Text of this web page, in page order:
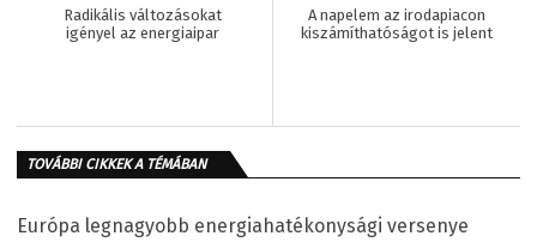
Radikális változásokat
igényel az energiaipar
A napelem az irodapiacon
kiszámíthatóságot is jelent
TOVÁBBI CIKKEK A TÉMÁBAN
Európa legnagyobb energiahatékonysági versenye